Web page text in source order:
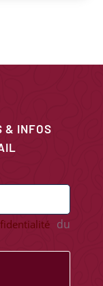
& INFOS
du